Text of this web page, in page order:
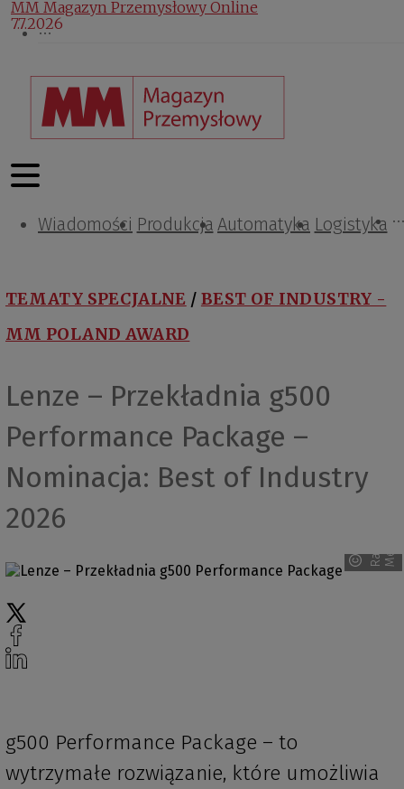
Wiadomości Produkcja Automatyka Logistyka
Projektowanie i konstrukcje
Zarządzanie i IT
Tematy specjalne
TEMATY SPECJALNE / BEST OF INDUSTRY -
MM POLAND AWARD
Lenze – Przekładnia g500
Performance Package –
Nominacja: Best of Industry
2026
R
a
v
e
n
M
e
d
ia
MM Magazyn Przemysłowy Online
7.7.2026
g500 Performance Package – to
wytrzymałe rozwiązanie, które umożliwia